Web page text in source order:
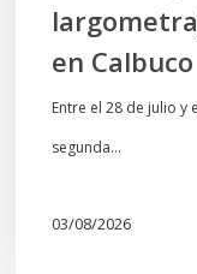
en Calbuco
Entre el 28 de julio y
segunda…
03/08/2026